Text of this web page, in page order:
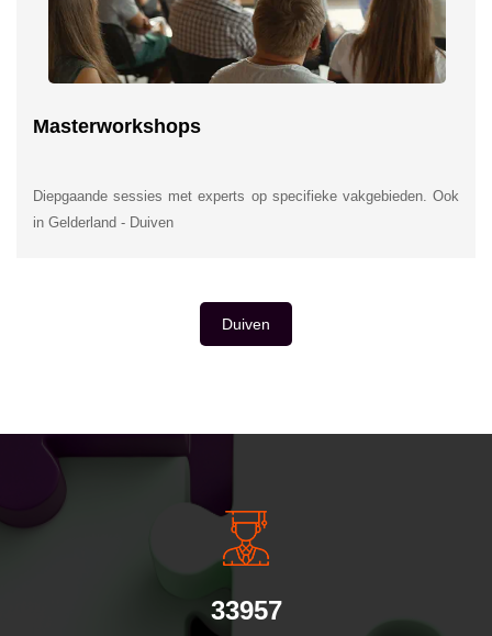
Masterworkshops
Diepgaande sessies met experts op specifieke vakgebieden. Ook
in Gelderland - Duiven
Duiven
INSIDE INFORMATIE
33957